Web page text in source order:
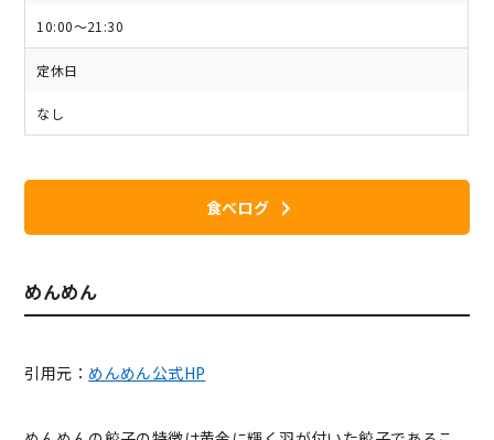
10:00～21:30
定休日
なし
食べログ
めんめん
引用元： めんめん公式HP